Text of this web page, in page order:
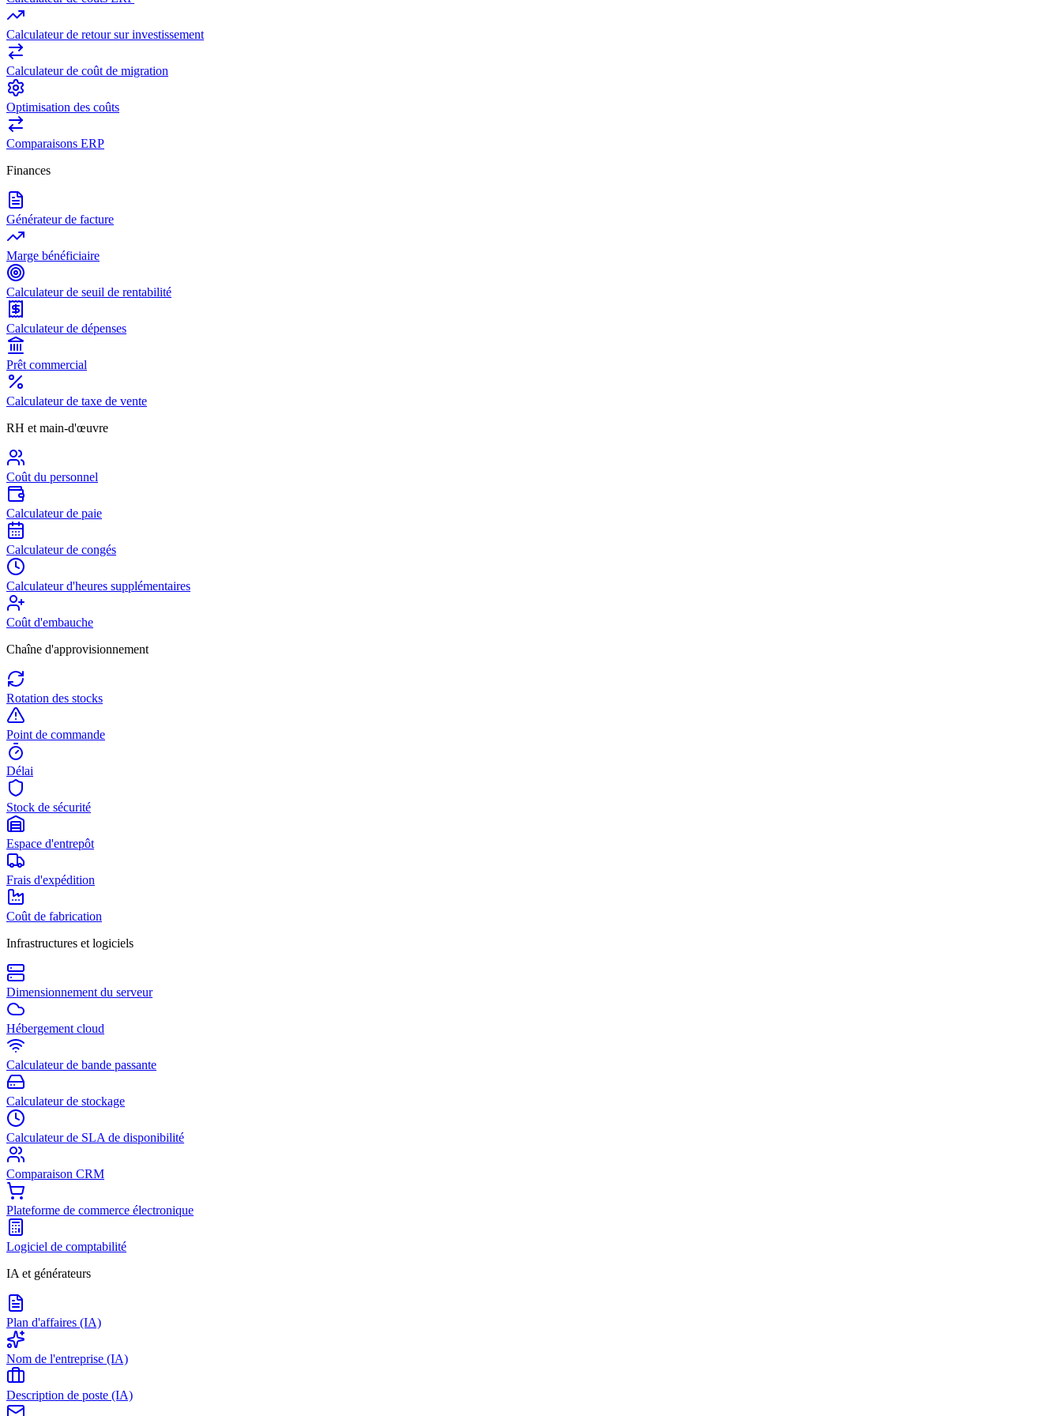
Calculateur de retour sur investissement
Calculateur de coût de migration
Optimisation des coûts
Comparaisons ERP
Finances
Générateur de facture
Marge bénéficiaire
Calculateur de seuil de rentabilité
Calculateur de dépenses
Prêt commercial
Calculateur de taxe de vente
RH et main-d'œuvre
Coût du personnel
Calculateur de paie
Calculateur de congés
Calculateur d'heures supplémentaires
Coût d'embauche
Chaîne d'approvisionnement
Rotation des stocks
Point de commande
Délai
Stock de sécurité
Espace d'entrepôt
Frais d'expédition
Coût de fabrication
Infrastructures et logiciels
Dimensionnement du serveur
Hébergement cloud
Calculateur de bande passante
Calculateur de stockage
Calculateur de SLA de disponibilité
Comparaison CRM
Plateforme de commerce électronique
Logiciel de comptabilité
IA et générateurs
Plan d'affaires (IA)
Nom de l'entreprise (IA)
Description de poste (IA)